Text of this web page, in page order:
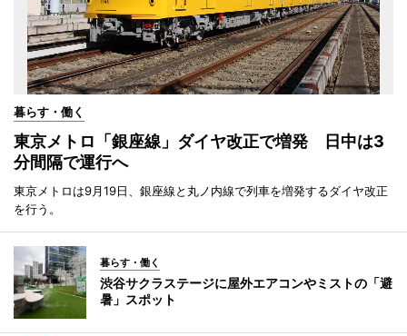
暮らす・働く
東京メトロ「銀座線」ダイヤ改正で増発 日中は3
分間隔で運行へ
東京メトロは9月19日、銀座線と丸ノ内線で列車を増発するダイヤ改正
を行う。
暮らす・働く
渋谷サクラステージに屋外エアコンやミストの「避
暑」スポット